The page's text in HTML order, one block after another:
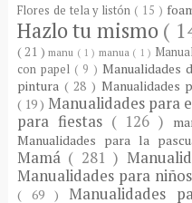
Flores de tela y listón ( 15 )
Hazlo tu mismo (
( 21 )manu ( 1 ) manua ( 1 )
con papel ( 9 )Manualidades
pintura ( 28 ) Manualidades
( 19 ) Manualidades para
para fiestas ( 126 )
Manualidades para la
Mamá ( 281 )
Manualidades para niños
( 69 )Manualidades